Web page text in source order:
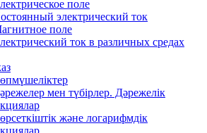
поле
электрический ток
поле
ток в различных средах
мен түбірлер. Дәрежелік
және логарифмдік